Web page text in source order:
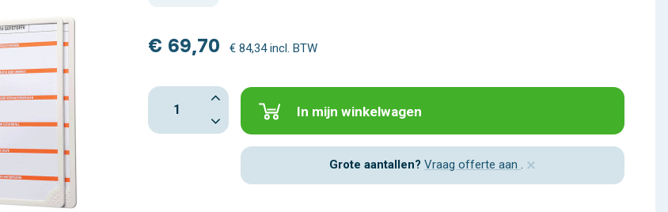
€ 69,70 € 84,34 incl. BTW
In mijn winkelwagen
Grote aantallen? Vraag offerte aan . ×